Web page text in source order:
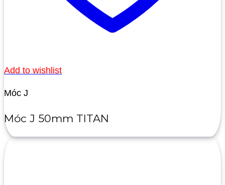
Add to wishlist
Móc J
Móc J 50mm TITAN